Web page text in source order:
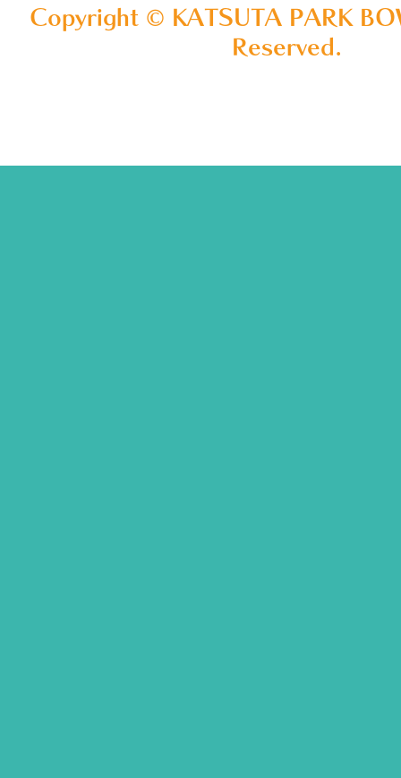
Copyright © KATSUTA PARK
Reserved.